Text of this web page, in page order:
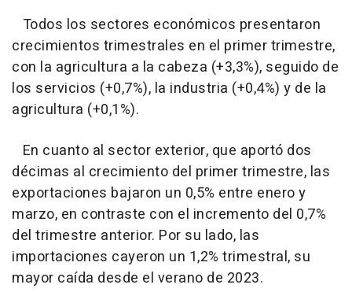
Todos los sectores económicos presentaron
crecimientos trimestrales en el primer trimestre,
con la agricultura a la cabeza (+3,3%), seguido de
los servicios (+0,7%), la industria (+0,4%) y de la
agricultura (+0,1%).
En cuanto al sector exterior, que aportó dos
décimas al crecimiento del primer trimestre, las
exportaciones bajaron un 0,5% entre enero y
marzo, en contraste con el incremento del 0,7%
del trimestre anterior. Por su lado, las
importaciones cayeron un 1,2% trimestral, su
mayor caída desde el verano de 2023.